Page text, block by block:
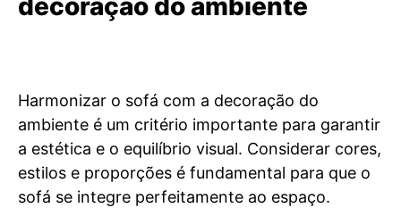
Harmonizar o sofá com a decoração do
ambiente é um critério importante para garantir
a estética e o equilíbrio visual. Considerar cores,
estilos e proporções é fundamental para que o
sofá se integre perfeitamente ao espaço.